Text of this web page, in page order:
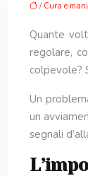
/ Cura e
Quante
regolare,
colpevole?
Un
un
segnali